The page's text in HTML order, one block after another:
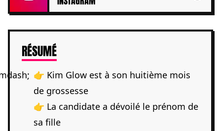
RÉSUMÉDE L'ARTICLE
👉 Kim Glow est à son huitième mois
de grossesse
👉 La candidate a dévoilé le prénom de
sa fille